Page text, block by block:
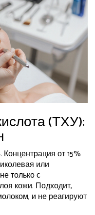
(ТХУ):
от 15%
или
только с
кожи. Подходит,
и не реагируют